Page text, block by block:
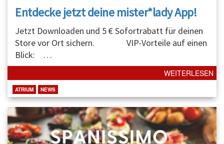
Entdecke jetzt deine mister*lady App!
Jetzt Downloaden und 5 € Sofortrabatt für deinen
Store vor Ort sichern. VIP-Vorteile auf einen
Blick: …
WEITERLESEN
ATRIUM NEWS